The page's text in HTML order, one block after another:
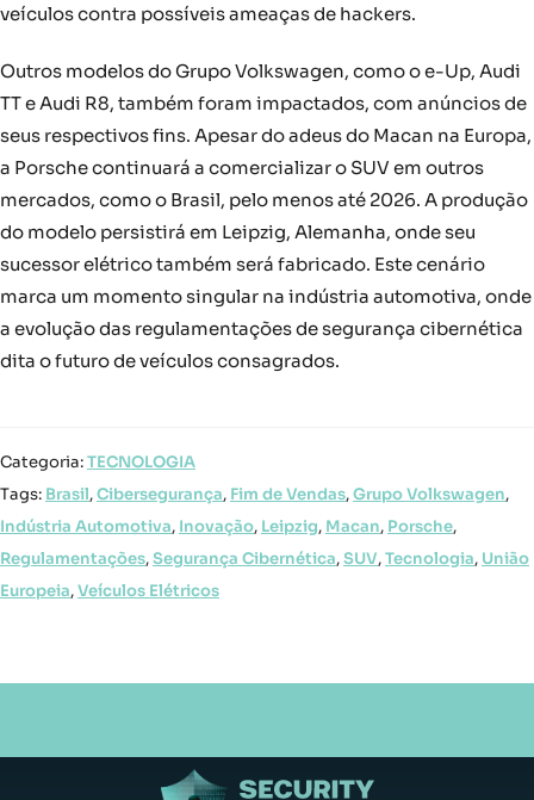
veículos contra possíveis ameaças de hackers.
Outros modelos do Grupo Volkswagen, como o e-Up, Audi
TT e Audi R8, também foram impactados, com anúncios de
seus respectivos fins. Apesar do adeus do Macan na Europa,
a Porsche continuará a comercializar o SUV em outros
mercados, como o Brasil, pelo menos até 2026. A produção
do modelo persistirá em Leipzig, Alemanha, onde seu
sucessor elétrico também será fabricado. Este cenário
marca um momento singular na indústria automotiva, onde
a evolução das regulamentações de segurança cibernética
dita o futuro de veículos consagrados.
Categoria:TECNOLOGIA
Tags: Brasil,Cibersegurança, Fim de Vendas,Grupo Volkswagen,
Indústria Automotiva, Inovação, Leipzig, Macan, Porsche,
Regulamentações,Segurança Cibernética,SUV,Tecnologia, União
Europeia,Veículos Elétricos